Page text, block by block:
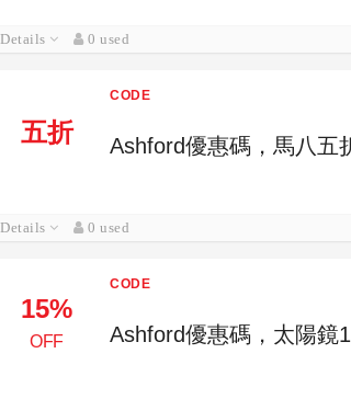
Details 0 used
五折
CODE
Ashford優惠碼，馬八五
Details 0 used
15%
OFF
CODE
Ashford優惠碼，太陽鏡